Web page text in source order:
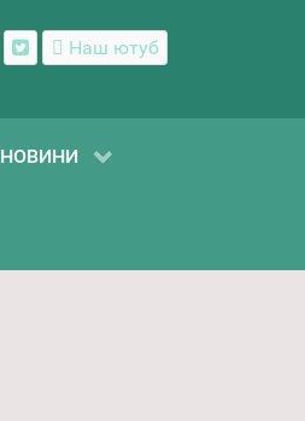
Наш ютуб
НОВИНИ